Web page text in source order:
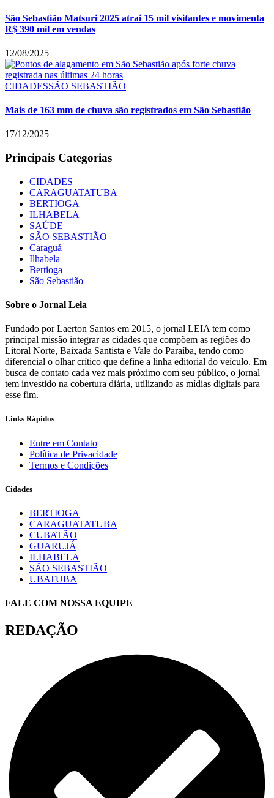
São Sebastião Matsuri 2025 atrai 15 mil visitantes e movimenta
R$ 390 mil em vendas
12/08/2025
CIDADESSÃO SEBASTIÃO
Mais de 163 mm de chuva são registrados em São Sebastião
17/12/2025
Principais Categorias
CIDADES
CARAGUATATUBA
BERTIOGA
ILHABELA
SAÚDE
SÃO SEBASTIÃO
Caraguá
Ilhabela
Bertioga
São Sebastião
Sobre o Jornal Leia
Fundado por Laerton Santos em 2015, o jornal LEIA tem como
principal missão integrar as cidades que compõem as regiões do
Litoral Norte, Baixada Santista e Vale do Paraíba, tendo como
diferencial o olhar crítico que define a linha editorial do veículo. Em
busca de contato cada vez mais próximo com seu público, o jornal
tem investido na cobertura diária, utilizando as mídias digitais para
esse fim.
Links Rápidos
Entre em Contato
Política de Privacidade
Termos e Condições
Cidades
BERTIOGA
CARAGUATATUBA
CUBATÃO
GUARUJÁ
ILHABELA
SÃO SEBASTIÃO
UBATUBA
FALE COM NOSSA EQUIPE
REDAÇÃO